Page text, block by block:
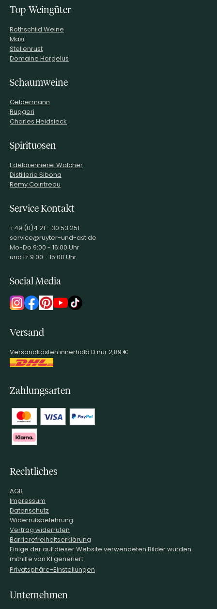
Top-Weingüter
Rothschild Weine
Masi
Stellenrust
Domaine Horgelus
Schaumweine
Geldermann
Ruggeri
Charles Heidsieck
Spirituosen
Edelbrennerei Walcher
Distillerie Sibona
Remy Cointreau
Service Kontakt
+49 (0)4 21 - 30 53 251
service@ruyter-und-ast.de
Mo-Do 9:00 - 16:00 Uhr
und Fr 9:00 - 15:00 Uhr
Social Media
Versand
Versandkosten innerhalb D nur 2,89 €
Zahlungsarten
Rechtliches
AGB
Impressum
Datenschutz
Widerrufsbelehrung
Vertrag widerrufen
Barrierefreiheitserklärung
Einige der auf dieser Website verwendeten Bilder wurden
mithilfe von KI generiert.
Privatsphäre-Einstellungen
Unternehmen